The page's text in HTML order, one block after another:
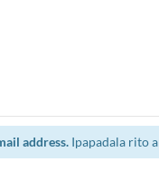
address.Ipapadala rito